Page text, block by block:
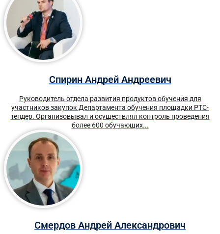
Спирин Андрей Андреевич
Руководитель отдела развития продуктов обучения для
участников закупок Департамента обучения площадки РТС-
тендер. Организовывал и осуществлял контроль проведения
более 600 обучающих...
Смердов Андрей Александрович